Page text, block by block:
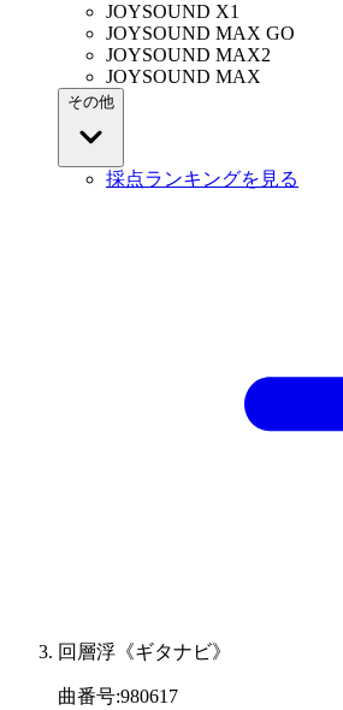
JOYSOUND X1
JOYSOUND MAX GO
JOYSOUND MAX2
JOYSOUND MAX
その他
採点ランキングを見る
回層浮《ギタナビ》
曲番号:980617